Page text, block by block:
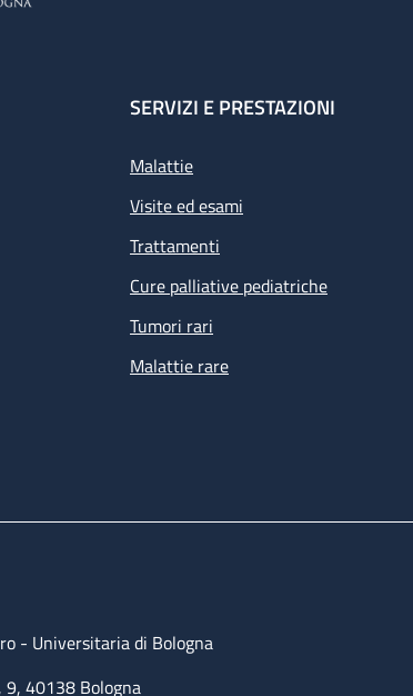
SERVIZI E PRESTAZIONI
Malattie
Visite ed esami
Trattamenti
Cure palliative pediatriche
Tumori rari
Malattie rare
- Universitaria di Bologna
9, 40138 Bologna